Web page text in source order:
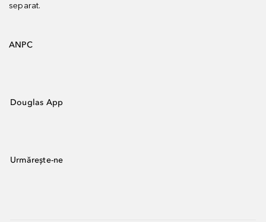
separat.
ANPC
Douglas App
Urmărește-ne